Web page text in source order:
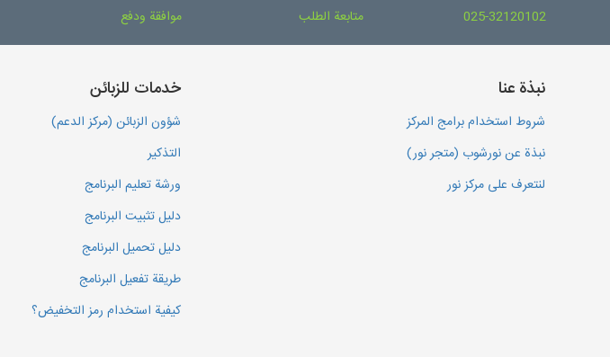
025-32120102 متابعة الطلب موافقة ودفع
نبذة عنا
شروط استخدام برامج المركز
نبذة عن نورشوب (متجر نور)
لنتعرف على مركز نور
خدمات للزبائن
شؤون الزبائن (مركز الدعم)
التذكير
ورشة تعليم البرنامج
دليل تثبيت البرنامج
دليل تحميل البرنامج
طريقة تفعيل البرنامج
كيفية استخدام رمز التخفيض؟